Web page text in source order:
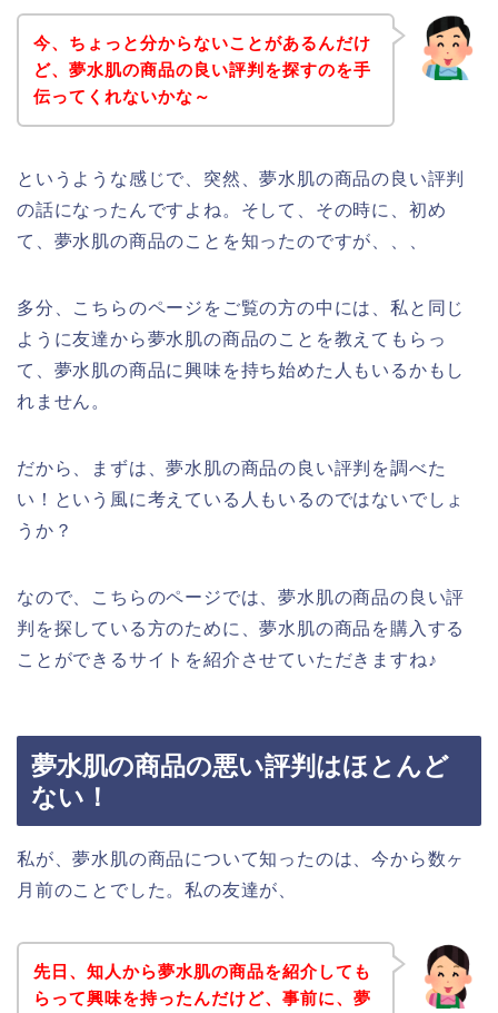
今、ちょっと分からないことがあるんだけ
ど、夢水肌の商品の良い評判を探すのを手
伝ってくれないかな～
というような感じで、突然、夢水肌の商品の良い評判
の話になったんですよね。そして、その時に、初め
て、夢水肌の商品のことを知ったのですが、、、
多分、こちらのページをご覧の方の中には、私と同じ
ように友達から夢水肌の商品のことを教えてもらっ
て、夢水肌の商品に興味を持ち始めた人もいるかもし
れません。
だから、まずは、夢水肌の商品の良い評判を調べた
い！という風に考えている人もいるのではないでしょ
うか？
なので、こちらのページでは、夢水肌の商品の良い評
判を探している方のために、夢水肌の商品を購入する
ことができるサイトを紹介させていただきますね♪
夢水肌の商品の悪い評判はほとんど
ない！
私が、夢水肌の商品について知ったのは、今から数ヶ
月前のことでした。私の友達が、
先日、知人から夢水肌の商品を紹介しても
らって興味を持ったんだけど、事前に、夢